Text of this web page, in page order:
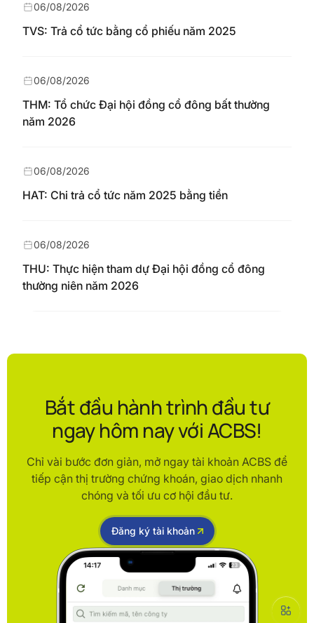
TVS: Trả cổ tức bằng cổ phiếu năm 2025
06/08/2026
THM: Tổ chức Đại hội đồng cổ đông bất thường
năm 2026
06/08/2026
HAT: Chi trả cổ tức năm 2025 bằng tiền
06/08/2026
THU: Thực hiện tham dự Đại hội đồng cổ đông
thường niên năm 2026
06/08/2026
Bắt đầu hành trình đầu tư
ngay hôm nay với ACBS!
Chỉ vài bước đơn giản, mở ngay tài khoản ACBS để
tiếp cận thị trường chứng khoán, giao dịch nhanh
chóng và tối ưu cơ hội đầu tư.
Đăng ký tài khoản